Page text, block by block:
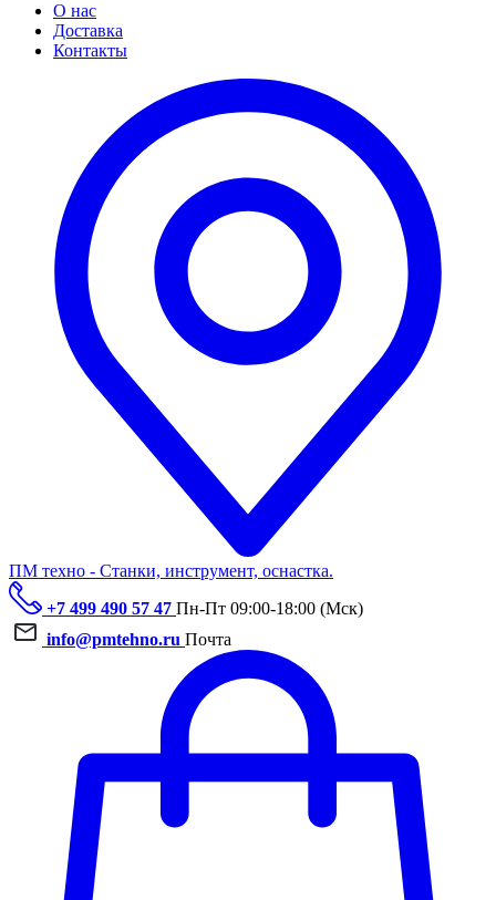
О нас
Доставка
Контакты
ПМ техно - Станки, инструмент, оснастка.
+7 499 490 57 47 Пн-Пт 09:00-18:00 (Мск)
info@pmtehno.ru Почта